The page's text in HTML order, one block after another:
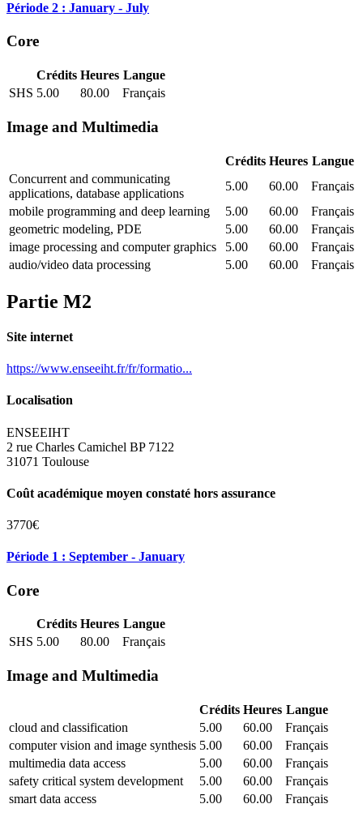
Période 2 : January - July
Core
Crédits Heures Langue
SHS 5.00 80.00 Français
Image and Multimedia
Crédits Heures Langue
Concurrent and communicating
applications, database applications
5.00 60.00
Français
mobile programming and deep learning
5.00 60.00
Français
geometric modeling, PDE
5.00 60.00
Français
image processing and computer graphics
5.00 60.00
Français
audio/video data processing
5.00 60.00 Français
Partie M2
Site internet
https://www.enseeiht.fr/fr/formatio...
Localisation
ENSEEIHT
2 rue Charles Camichel BP 7122
31071 Toulouse
Coût académique moyen constaté hors assurance
3770€
Période 1 : September - January
Core
Crédits Heures Langue
SHS 5.00 80.00 Français
Image and Multimedia
Crédits Heures Langue
cloud and classification
5.00 60.00
Français
computer vision and image synthesis 5.00 60.00
Français
multimedia data access
5.00 60.00
Français
safety critical system development
5.00 60.00
Français
smart data access
5.00 60.00 Français